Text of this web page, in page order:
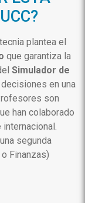
plantea el
que garantiza la
Simulador de
en una
son
han colaborado
segunda
Finanzas)